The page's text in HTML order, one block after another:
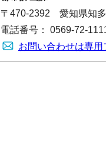
〒470-2392 愛知県知
電話番号： 0569-72-
お問い合わせは専用